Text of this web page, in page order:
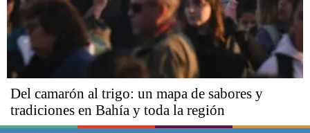
Del camarón al trigo: un mapa de sabores y
tradiciones en Bahía y toda la región